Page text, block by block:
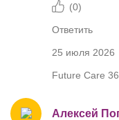
(0)
Ответить
25 июля 2026
Future Care
Алексей